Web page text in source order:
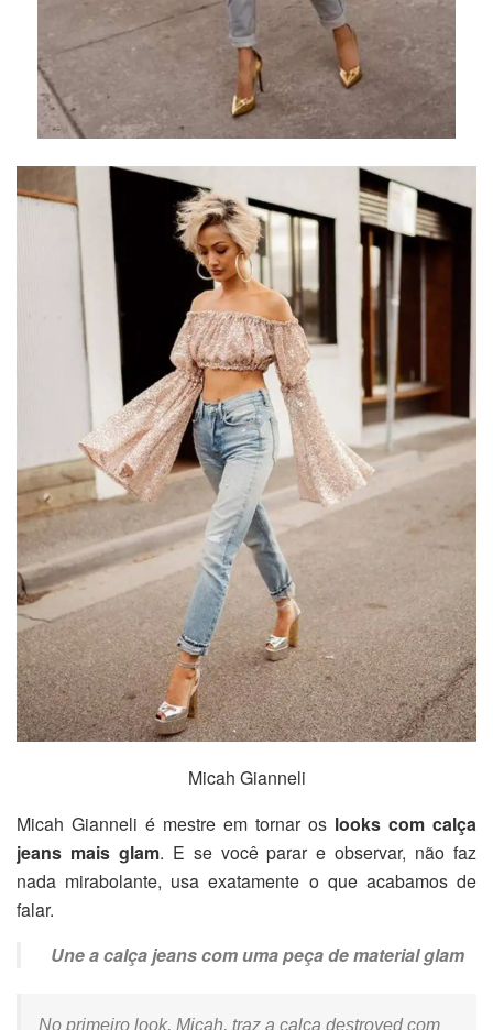
Micah Gianneli
Micah Gianneli é mestre em tornar os looks com calça
jeans mais glam. E se você parar e observar, não faz
nada mirabolante, usa exatamente o que acabamos de
falar.
Une a calça jeans com uma peça de material glam
No primeiro look, Micah, traz a calça destroyed com